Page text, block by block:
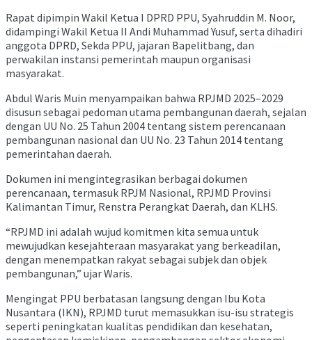
Rapat dipimpin Wakil Ketua I DPRD PPU, Syahruddin M. Noor,
didampingi Wakil Ketua II Andi Muhammad Yusuf, serta dihadiri
anggota DPRD, Sekda PPU, jajaran Bapelitbang, dan
perwakilan instansi pemerintah maupun organisasi
masyarakat.
Abdul Waris Muin menyampaikan bahwa RPJMD 2025–2029
disusun sebagai pedoman utama pembangunan daerah, sejalan
dengan UU No. 25 Tahun 2004 tentang sistem perencanaan
pembangunan nasional dan UU No. 23 Tahun 2014 tentang
pemerintahan daerah.
Dokumen ini mengintegrasikan berbagai dokumen
perencanaan, termasuk RPJM Nasional, RPJMD Provinsi
Kalimantan Timur, Renstra Perangkat Daerah, dan KLHS.
“RPJMD ini adalah wujud komitmen kita semua untuk
mewujudkan kesejahteraan masyarakat yang berkeadilan,
dengan menempatkan rakyat sebagai subjek dan objek
pembangunan,” ujar Waris.
Mengingat PPU berbatasan langsung dengan Ibu Kota
Nusantara (IKN), RPJMD turut memasukkan isu-isu strategis
seperti peningkatan kualitas pendidikan dan kesehatan,